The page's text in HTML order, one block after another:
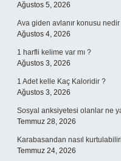
Ağustos 5, 2026
Ava giden avlanır konusu nedir
Ağustos 4, 2026
1 harfli kelime var mı ?
Ağustos 3, 2026
1 Adet kelle Kaç Kaloridir ?
Ağustos 3, 2026
Sosyal anksiyetesi olanlar ne
Temmuz 28, 2026
Karabasandan nasıl
Temmuz 24, 2026